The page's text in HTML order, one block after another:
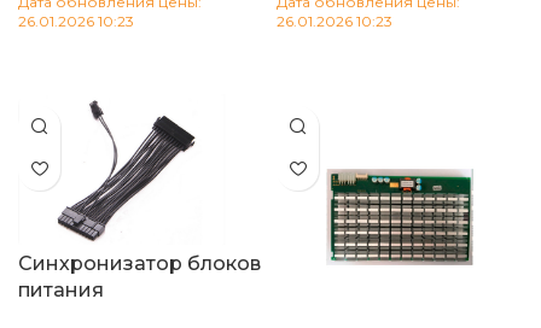
26.01.2026 10:23
26.01.2026 10:23
Синхронизатор блоков
питания